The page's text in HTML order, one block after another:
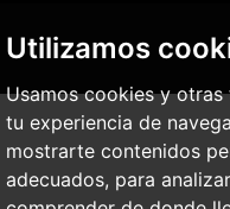
Utilizamos
Usamos cookies y
tu experiencia de
mostrarte contenidos
adecuados, para